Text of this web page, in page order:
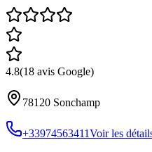
4.8(18 avis Google)
78120 Sonchamp
+33974563411Voir les